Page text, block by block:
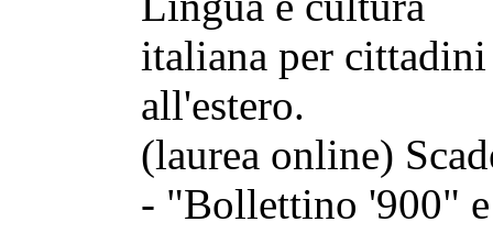
italiana per
all'estero.
(laurea online)
- "Bollettino '900"